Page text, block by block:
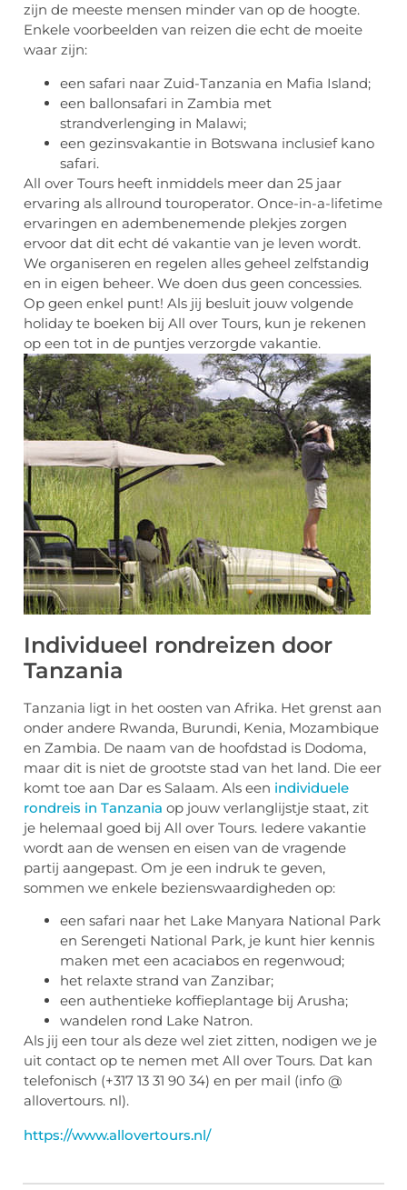
zijn de meeste mensen minder van op de hoogte.
Enkele voorbeelden van reizen die echt de moeite
waar zijn:
een safari naar Zuid-Tanzania en Mafia Island;
een ballonsafari in Zambia met
strandverlenging in Malawi;
een gezinsvakantie in Botswana inclusief kano
safari.
All over Tours heeft inmiddels meer dan 25 jaar
ervaring als allround touroperator. Once-in-a-lifetime
ervaringen en adembenemende plekjes zorgen
ervoor dat dit echt dé vakantie van je leven wordt.
We organiseren en regelen alles geheel zelfstandig
en in eigen beheer. We doen dus geen concessies.
Op geen enkel punt! Als jij besluit jouw volgende
holiday te boeken bij All over Tours, kun je rekenen
op een tot in de puntjes verzorgde vakantie.
Individueel rondreizen door
Tanzania
Tanzania ligt in het oosten van Afrika. Het grenst aan
onder andere Rwanda, Burundi, Kenia, Mozambique
en Zambia. De naam van de hoofdstad is Dodoma,
maar dit is niet de grootste stad van het land. Die eer
komt toe aan Dar es Salaam. Als een individuele
rondreis in Tanzania op jouw verlanglijstje staat, zit
je helemaal goed bij All over Tours. Iedere vakantie
wordt aan de wensen en eisen van de vragende
partij aangepast. Om je een indruk te geven,
sommen we enkele bezienswaardigheden op:
een safari naar het Lake Manyara National Park
en Serengeti National Park, je kunt hier kennis
maken met een acaciabos en regenwoud;
het relaxte strand van Zanzibar;
een authentieke koffieplantage bij Arusha;
wandelen rond Lake Natron.
Als jij een tour als deze wel ziet zitten, nodigen we je
uit contact op te nemen met All over Tours. Dat kan
telefonisch (+317 13 31 90 34) en per mail (info @
allovertours. nl).
https://www.allovertours.nl/